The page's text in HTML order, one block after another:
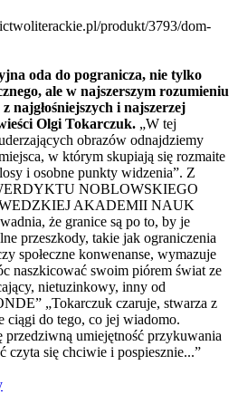
produkt/3793/dom-
oda do pogranicza, nie tylko
ale w najszerszym rozumieniu
najgłośniejszych i najszerzej
Olgi Tokarczuk. „W tej
obrazów odnajdziemy
w którym skupiają się rozmaite
i osobne punkty widzenia”. Z
NOBLOWSKIEGO
AKADEMII NAUK
że granice są po to, by je
przeszkody, takie jak ograniczenia
społeczne konwenanse, wymazuje
naszkicować swoim piórem świat ze
nietuzinkowy, inny od
„Tokarczuk czaruje, stwarza z
ciągi do tego, co jej wiadomo.
przedziwną umiejętność przykuwania
czyta się chciwie i pospiesznie...”